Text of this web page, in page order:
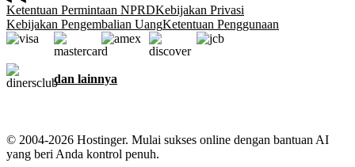
Ketentuan Permintaan NPRDKebijakan Privasi
Kebijakan Pengembalian UangKetentuan Penggunaan
dan lainnya
© 2004-2026 Hostinger. Mulai sukses online dengan bantuan AI
yang beri Anda kontrol penuh.